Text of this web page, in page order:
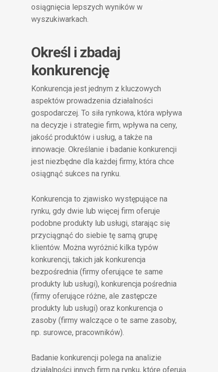
osiągnięcia lepszych wyników w
wyszukiwarkach.
Określ i zbadaj
konkurencję
Konkurencja jest jednym z kluczowych
aspektów prowadzenia działalności
gospodarczej. To siła rynkowa, która wpływa
na decyzje i strategie firm, wpływa na ceny,
jakość produktów i usług, a także na
innowacje. Określanie i badanie konkurencji
jest niezbędne dla każdej firmy, która chce
osiągnąć sukces na rynku.
Konkurencja to zjawisko występujące na
rynku, gdy dwie lub więcej firm oferuje
podobne produkty lub usługi, starając się
przyciągnąć do siebie tę samą grupę
klientów. Można wyróżnić kilka typów
konkurencji, takich jak konkurencja
bezpośrednia (firmy oferujące te same
produkty lub usługi), konkurencja pośrednia
(firmy oferujące różne, ale zastępcze
produkty lub usługi) oraz konkurencja o
zasoby (firmy walczące o te same zasoby,
np. surowce, pracowników).
Badanie konkurencji polega na analizie
działalności innych firm na rynku, które oferują